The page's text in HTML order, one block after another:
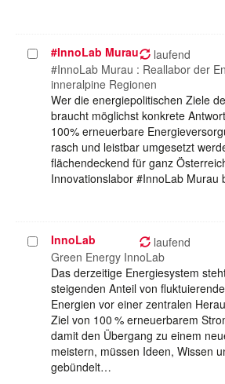
Projekt
auswählen
#InnoLab Murau laufend
#InnoLab Murau : Reallabor der
inneralpine Regionen
Wer die energiepolitischen Ziele
braucht möglichst konkrete
100% erneuerbare
rasch und leistbar umgesetzt
flächendeckend für ganz
Innovationslabor #InnoLab
Projekt
auswählen
InnoLab laufend
Green Energy InnoLab
Das derzeitige Energiesystem
steigenden Anteil von
Energien vor einer zentralen
Ziel von 100 % erneuerbarem
damit den Übergang zu einem
meistern, müssen Ideen, Wissen
gebündelt…